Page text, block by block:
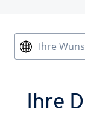
Ihre
Ihre